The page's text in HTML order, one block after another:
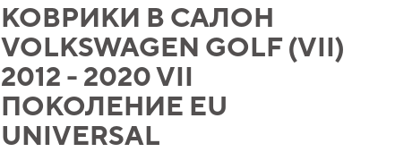
КОВРИКИ В САЛОН
VOLKSWAGEN GOLF (VII)
2012 - 2020 VII
ПОКОЛЕНИЕ EU
UNIVERSAL